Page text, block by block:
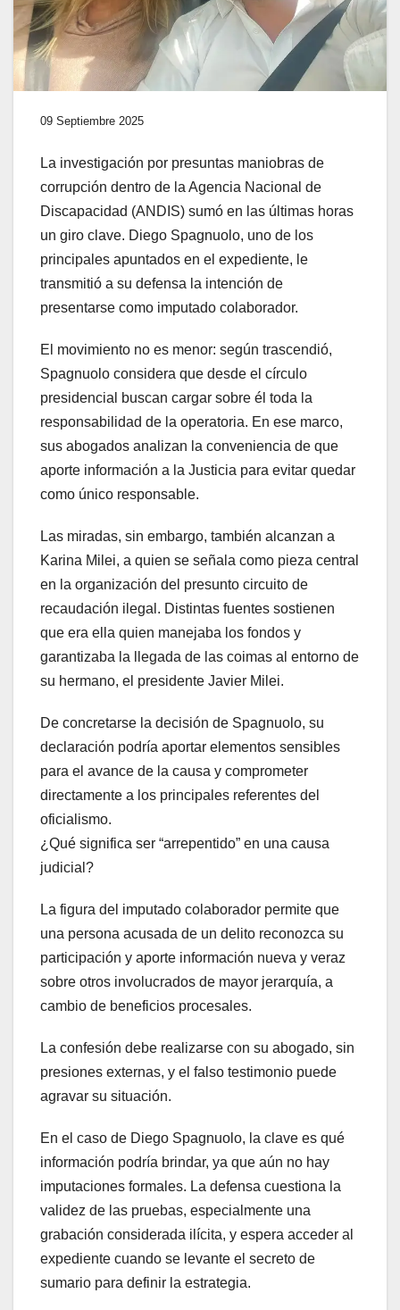
09 Septiembre 2025
La investigación por presuntas maniobras de
corrupción dentro de la Agencia Nacional de
Discapacidad (ANDIS) sumó en las últimas horas
un giro clave. Diego Spagnuolo, uno de los
principales apuntados en el expediente, le
transmitió a su defensa la intención de
presentarse como imputado colaborador.
El movimiento no es menor: según trascendió,
Spagnuolo considera que desde el círculo
presidencial buscan cargar sobre él toda la
responsabilidad de la operatoria. En ese marco,
sus abogados analizan la conveniencia de que
aporte información a la Justicia para evitar quedar
como único responsable.
Las miradas, sin embargo, también alcanzan a
Karina Milei, a quien se señala como pieza central
en la organización del presunto circuito de
recaudación ilegal. Distintas fuentes sostienen
que era ella quien manejaba los fondos y
garantizaba la llegada de las coimas al entorno de
su hermano, el presidente Javier Milei.
De concretarse la decisión de Spagnuolo, su
declaración podría aportar elementos sensibles
para el avance de la causa y comprometer
directamente a los principales referentes del
oficialismo.
¿Qué significa ser “arrepentido” en una causa
judicial?
La figura del imputado colaborador permite que
una persona acusada de un delito reconozca su
participación y aporte información nueva y veraz
sobre otros involucrados de mayor jerarquía, a
cambio de beneficios procesales.
La confesión debe realizarse con su abogado, sin
presiones externas, y el falso testimonio puede
agravar su situación.
En el caso de Diego Spagnuolo, la clave es qué
información podría brindar, ya que aún no hay
imputaciones formales. La defensa cuestiona la
validez de las pruebas, especialmente una
grabación considerada ilícita, y espera acceder al
expediente cuando se levante el secreto de
sumario para definir la estrategia.